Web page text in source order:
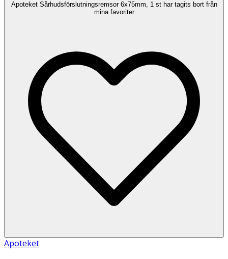
Apoteket Sårhudsförslutningsremsor 6x75mm, 1 st har tagits bort från
mina favoriter
Apoteket